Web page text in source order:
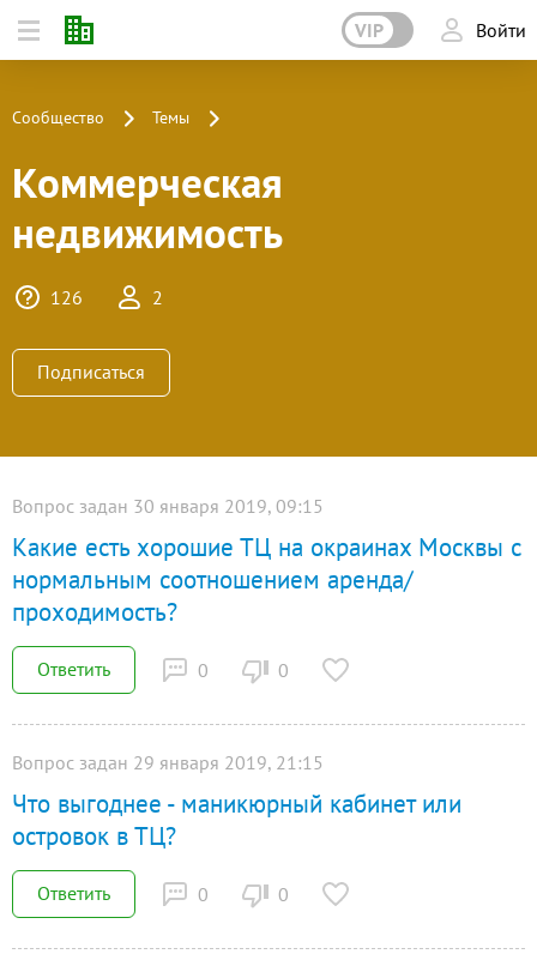
VIP Войти
Сообщество Темы
Коммерческая
недвижимость
126 2
Подписаться
Вопрос задан 30 января 2019, 09:15
Какие есть хорошие ТЦ на окраинах Москвы с
нормальным соотношением аренда/
проходимость?
Ответить 0 0
Вопрос задан 29 января 2019, 21:15
Что выгоднее - маникюрный кабинет или
островок в ТЦ?
Ответить 0 0